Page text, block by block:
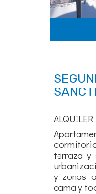
terraza y
y zonas
cama y